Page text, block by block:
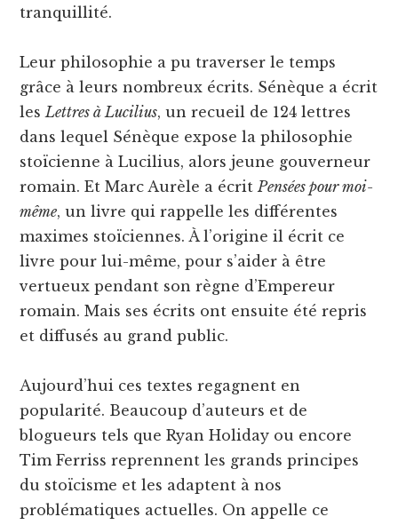
tranquillité.
Leur philosophie a pu traverser le temps
grâce à leurs nombreux écrits. Sénèque a écrit
lesLettres à Lucilius, un recueil de 124 lettres
dans lequel Sénèque expose la philosophie
stoïcienne à Lucilius, alors jeune gouverneur
romain. Et Marc Aurèle a écritPensées pour moi-
même, un livre qui rappelle les différentes
maximes stoïciennes. À l’origine il écrit ce
livre pour lui-même, pour s’aider à être
vertueux pendant son règne d’Empereur
romain. Mais ses écrits ont ensuite été repris
et diffusés au grand public.
Aujourd’hui ces textes regagnent en
popularité. Beaucoup d’auteurs et de
blogueurs tels que Ryan Holiday ou encore
Tim Ferriss reprennent les grands principes
du stoïcisme et les adaptent à nos
problématiques actuelles. On appelle ce